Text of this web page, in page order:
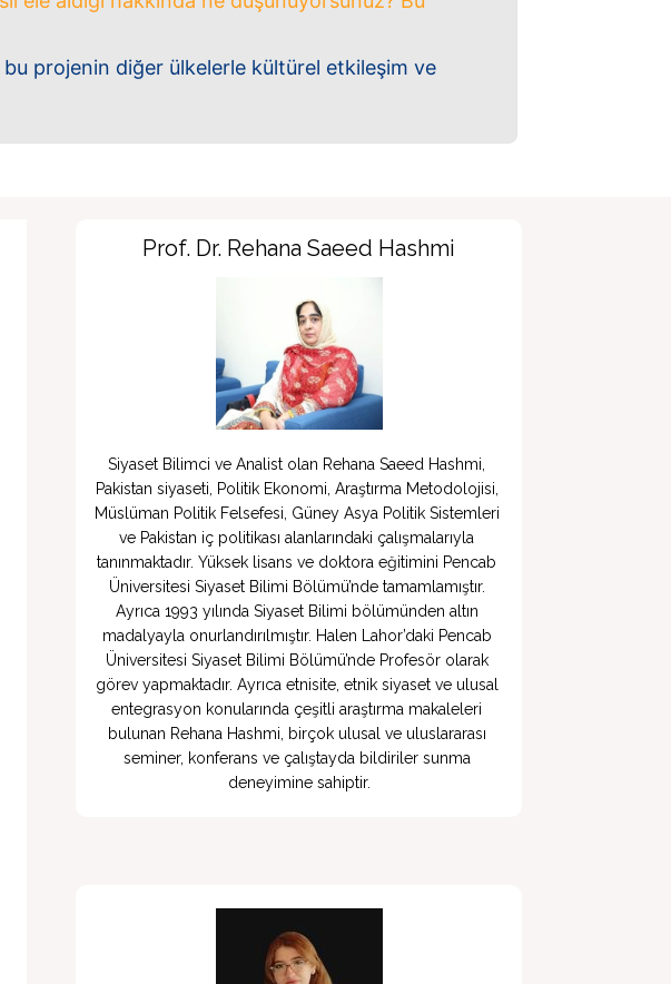
projenin diğer ülkelerle kültürel etkileşim ve
Prof. Dr. Rehana Saeed Hashmi
Siyaset Bilimci ve Analist olan Rehana Saeed Hashmi,
Pakistan siyaseti, Politik Ekonomi, Araştırma Metodolojisi,
Müslüman Politik Felsefesi, Güney Asya Politik Sistemleri
ve Pakistan iç politikası alanlarındaki çalışmalarıyla
tanınmaktadır. Yüksek lisans ve doktora eğitimini Pencab
Üniversitesi Siyaset Bilimi Bölümü’nde tamamlamıştır.
Ayrıca 1993 yılında Siyaset Bilimi bölümünden altın
madalyayla onurlandırılmıştır. Halen Lahor’daki Pencab
Üniversitesi Siyaset Bilimi Bölümü’nde Profesör olarak
görev yapmaktadır. Ayrıca etnisite, etnik siyaset ve ulusal
entegrasyon konularında çeşitli araştırma makaleleri
bulunan Rehana Hashmi, birçok ulusal ve uluslararası
seminer, konferans ve çalıştayda bildiriler sunma
deneyimine sahiptir.